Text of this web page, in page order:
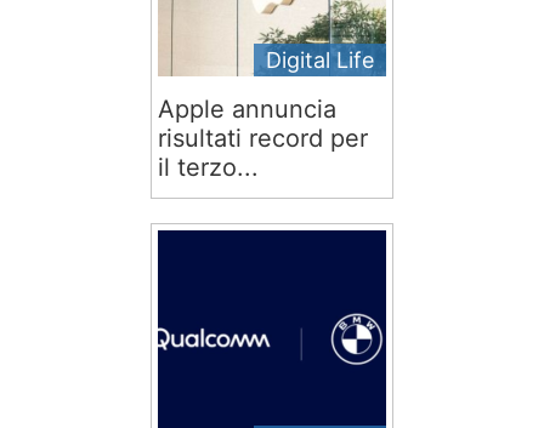
Digital Life
Apple annuncia
risultati record per
il terzo...